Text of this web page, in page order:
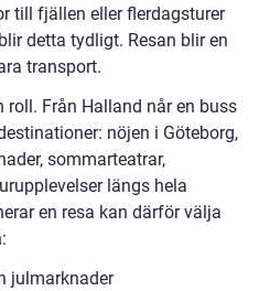
till fjällen eller flerdagsturer
detta tydligt. Resan blir en
transport.
roll. Från Halland når en buss
nöjen i Göteborg,
sommarteatrar,
längs hela
en resa kan därför välja
julmarknader